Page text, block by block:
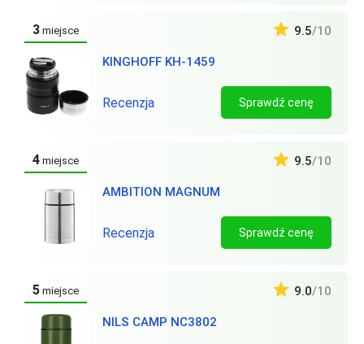
3 miejsce
KINGHOFF KH-1459
9.5/10
Recenzja Sprawdź cenę
4 miejsce
AMBITION MAGNUM
9.5/10
Recenzja Sprawdź cenę
5 miejsce
NILS CAMP NC3802
9.0/10